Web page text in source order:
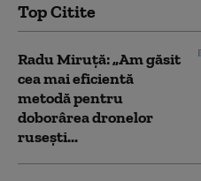
Top Citite
Radu Miruță: „Am găsit
cea mai eficientă
metodă pentru
doborârea dronelor
rusești...